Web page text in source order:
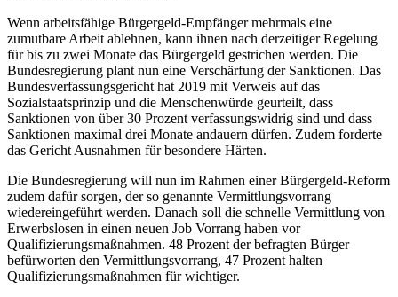
Wenn arbeitsfähige Bürgergeld-Empfänger mehrmals eine
zumutbare Arbeit ablehnen, kann ihnen nach derzeitiger Regelung
für bis zu zwei Monate das Bürgergeld gestrichen werden. Die
Bundesregierung plant nun eine Verschärfung der Sanktionen. Das
Bundesverfassungsgericht hat 2019 mit Verweis auf das
Sozialstaatsprinzip und die Menschenwürde geurteilt, dass
Sanktionen von über 30 Prozent verfassungswidrig sind und dass
Sanktionen maximal drei Monate andauern dürfen. Zudem forderte
das Gericht Ausnahmen für besondere Härten.
Die Bundesregierung will nun im Rahmen einer Bürgergeld-Reform
zudem dafür sorgen, der so genannte Vermittlungsvorrang
wiedereingeführt werden. Danach soll die schnelle Vermittlung von
Erwerbslosen in einen neuen Job Vorrang haben vor
Qualifizierungsmaßnahmen. 48 Prozent der befragten Bürger
befürworten den Vermittlungsvorrang, 47 Prozent halten
Qualifizierungsmaßnahmen für wichtiger.